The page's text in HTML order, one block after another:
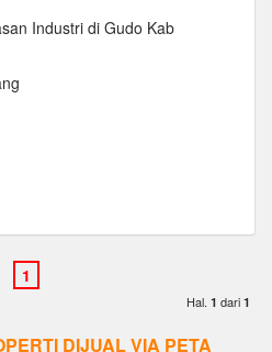
Industri di Gudo Kab
Hal. 1 dari 1
DIJUAL VIA PETA